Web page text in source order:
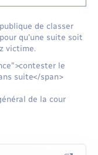
de classer
qu'une suite soit
victime.
le
suite</span>
de la cour